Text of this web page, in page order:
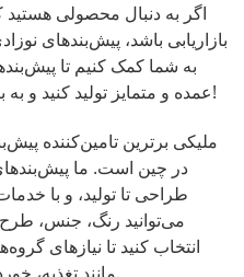
اگر به دنبال محصولی
بازاریابی باشد، پیش‌بندهای
به شما کمک کنیم تا
عمده و متمایز تولید کنید و به برند خود بیشتر معرفی و تبلیغ کنید!
ملیکی برترین تامین‌کننده
در چین است. ما
طراحی تا تولید، و با
می‌توانید رنگ، جنس، طرح
انتخاب کنید تا نیازهای